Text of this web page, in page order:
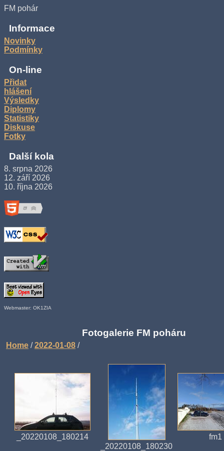
FM pohár
Informace
Novinky
Podmínky
On-line
Přidat
hlášení
Výsledky
Diplomy
Statistiky
Diskuse
Fotky
Další kola
8. srpna 2026
12. září 2026
10. října 2026
Webmaster: OK1ZIA
Fotogalerie FM poháru
Home /2022-01-08 /
_20220108_180214
_20220108_180230
fm1